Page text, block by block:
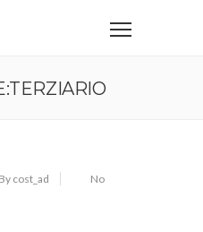
By cost_ad
No